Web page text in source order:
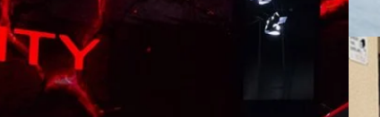
ทุกรุ่น และไฟหน้า Connecting Light แบบ LED รวมทั้ง
ะบบกล้องมองภาพรอบทิศทาง (Multi-View Camera
าด 10 นิ้ว แบบ Advanced Touch รองรับ Apple CarPlay
ฟแบบไร้สาย กระจกมองหลังแบบตัดแสงแบบอัตโนมัติ
องรุ่นใหม่ได้อย่างลงตัว ให้ลูกค้าเป็นเจ้าของซิตี้
ถึง 30 ก.ย. 2569…
ไฮ
ได้ไ
01/
ม